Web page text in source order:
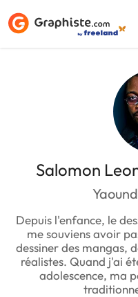
Salomon
Depuis l'enfance, le
me souviens avoir
dessiner des mangas,
réalistes. Quand j'ai
adolescence, ma